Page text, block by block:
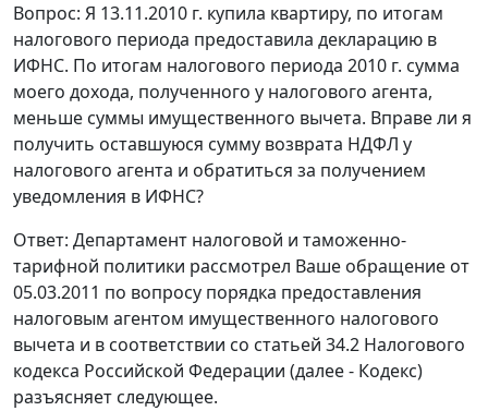
Вопрос: Я 13.11.2010 г. купила квартиру, по итогам
налогового периода предоставила декларацию в
ИФНС. По итогам налогового периода 2010 г. сумма
моего дохода, полученного у налогового агента,
меньше суммы имущественного вычета. Вправе ли я
получить оставшуюся сумму возврата НДФЛ у
налогового агента и обратиться за получением
уведомления в ИФНС?
Ответ: Департамент налоговой и таможенно-
тарифной политики рассмотрел Ваше обращение от
05.03.2011 по вопросу порядка предоставления
налоговым агентом имущественного налогового
вычета и в соответствии со статьей 34.2 Налогового
кодекса Российской Федерации (далее - Кодекс)
разъясняет следующее.